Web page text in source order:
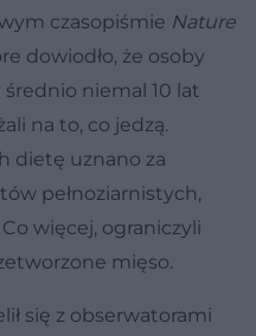
czasopiśmie Nature
dowiodło, że osoby
średnio niemal 10 lat
na to, co jedzą.
dietę uznano za
pełnoziarnistych,
więcej, ograniczyli
mięso.
się z obserwatorami